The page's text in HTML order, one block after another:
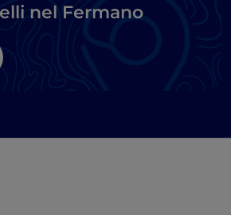
nel Fermano